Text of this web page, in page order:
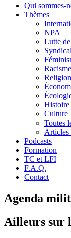
Qui sommes-
Thèmes
NPA
Lutte
Racisme
Religion
Histoire
Culture
Toutes
Articles
Podcasts
Formation
TC et LFI
F.A.Q.
Contact
Agenda
Ailleurs sur